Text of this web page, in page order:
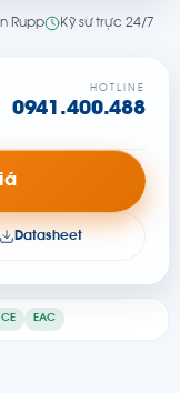
CE EAC
Rupp Kỹ sư trực 24/7
HOTLINE
0941.400.488
Datasheet